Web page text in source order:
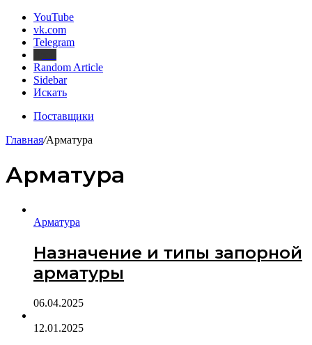
YouTube
vk.com
Telegram
Random Article
Sidebar
Искать
Поставщики
Главная/Арматура
Арматура
Арматура
Назначение и типы запорной
арматуры
06.04.2025
12.01.2025